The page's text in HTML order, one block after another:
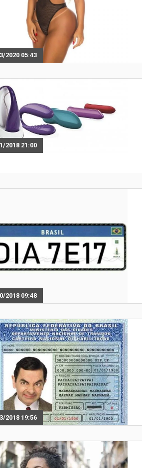
2020 05:43
2018 21:00
2018 09:48
2018 19:56